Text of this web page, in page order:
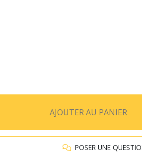
AJOUTER AU PANIER
POSER UNE